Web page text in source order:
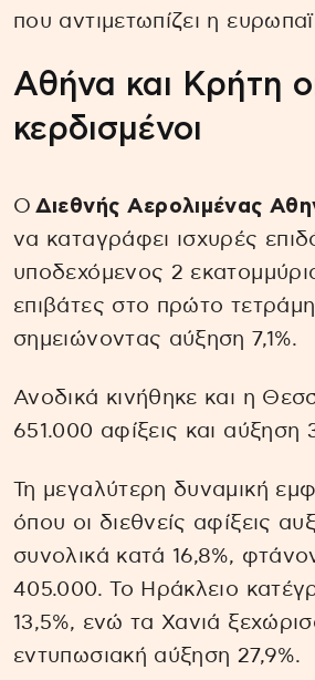
που αντιμετωπίζει η
Αθήνα και Κρήτη
κερδισμένοι
Ο Διεθνής Αερολιμένας
να καταγράφει ισχυρές
υποδεχόμενος 2
επιβάτες στο πρώτο
σημειώνοντας αύξηση 7,1%.
Ανοδικά κινήθηκε και η
651.000 αφίξεις και αύξηση
Τη μεγαλύτερη δυναμική
όπου οι διεθνείς αφίξεις
συνολικά κατά 16,8%,
405.000. Το Ηράκλειο
13,5%, ενώ τα Χανιά
εντυπωσιακή αύξηση 27,9%.